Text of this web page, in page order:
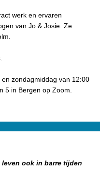
werk en ervaren
van Jo & Josie. Ze
zondagmiddag van 12:00
5 in Bergen op Zoom.
ook in barre tijden